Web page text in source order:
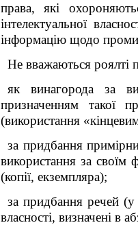
права, які
інтелектуальної
інформацію щодо
Не вважаються роялті
як винагорода за
призначенням такої
(використання
за придбання
використання за своїм
(копії, екземпляра);
за придбання речей (у
власності, визначені в